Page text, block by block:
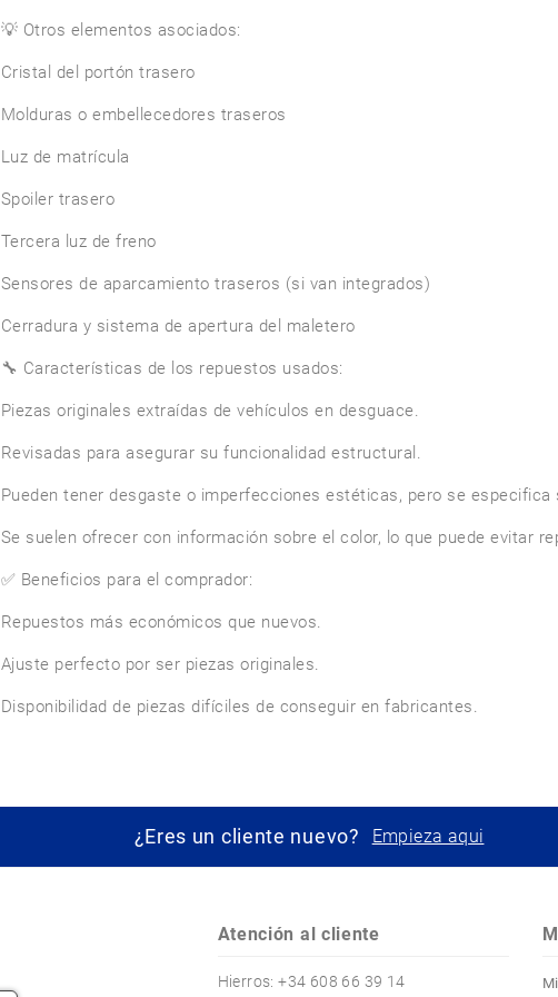
💡 Otros elementos asociados:
Cristal del portón trasero
Molduras o embellecedores traseros
Luz de matrícula
Spoiler trasero
Tercera luz de freno
Sensores de aparcamiento traseros (si van integrados)
Cerradura y sistema de apertura del maletero
🔧 Características de los repuestos usados:
Piezas originales extraídas de vehículos en desguace.
Revisadas para asegurar su funcionalidad estructural.
Pueden tener desgaste o imperfecciones estéticas, pero se especifica
Se suelen ofrecer con información sobre el color, lo que puede evitar
✅ Beneficios para el comprador:
Repuestos más económicos que nuevos.
Ajuste perfecto por ser piezas originales.
¿Eres un cliente nuevo? Empieza aqui
Atención al cliente
Hierros: +34 608 66 39 14